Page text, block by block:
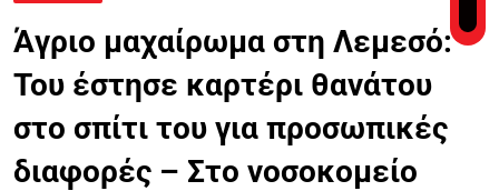
Άγριο μαχαίρωμα στη Λεμεσό:
Του έστησε καρτέρι θανάτου
στο σπίτι του για προσωπικές
διαφορές – Στο νοσοκομείο